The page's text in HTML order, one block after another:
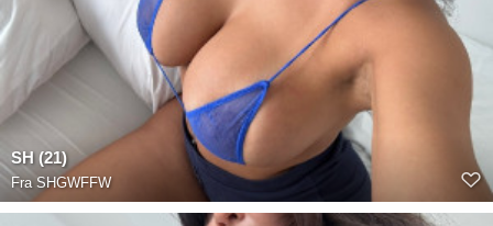
SH (21)
FraSHGWFFW